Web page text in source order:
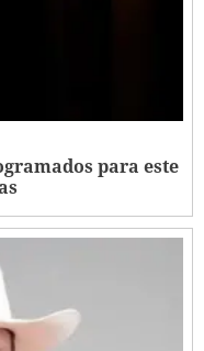
para este